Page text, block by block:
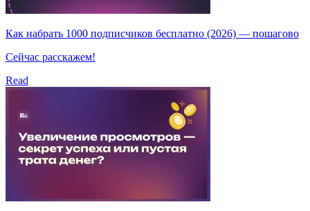
Как набрать 1000 подписчиков бесплатно (2026) — пошагово
Сейчас расскажем!
Read